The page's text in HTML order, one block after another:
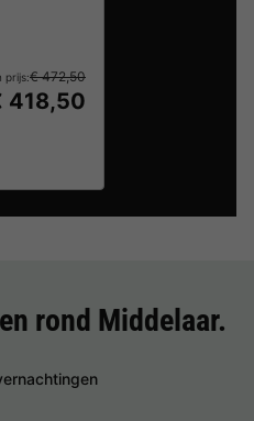
prijs:€ 472,50
418,50
rond Middelaar.